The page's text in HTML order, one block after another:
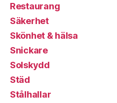
Restaurang
Säkerhet
Skönhet & hälsa
Snickare
Solskydd
Städ
Stålhallar